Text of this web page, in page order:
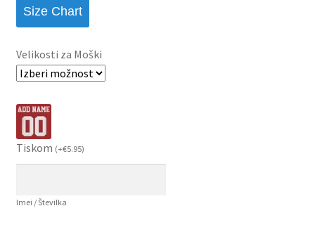
Size Chart
Velikosti za Moški
Tiskom (+€5.95)
Imei / Številka